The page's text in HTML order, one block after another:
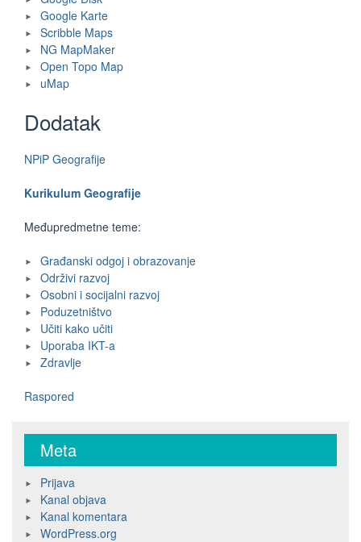
Google Karte
Scribble Maps
NG MapMaker
Open Topo Map
uMap
Dodatak
NPiP Geografije
Kurikulum Geografije
Međupredmetne teme:
Građanski odgoj i obrazovanje
Održivi razvoj
Osobni i socijalni razvoj
Poduzetništvo
Učiti kako učiti
Uporaba IKT-a
Zdravlje
Raspored
Meta
Prijava
Kanal objava
Kanal komentara
WordPress.org